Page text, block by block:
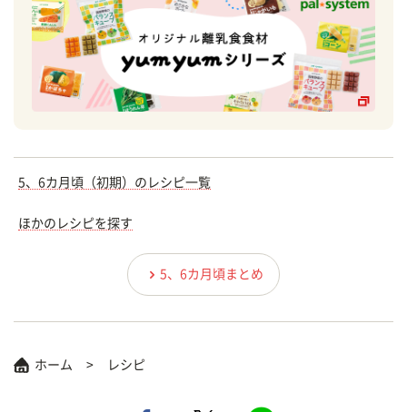
5、6カ月頃（初期）のレシピ一覧
ほかのレシピを探す
5、6カ月頃まとめ
ホーム レシピ